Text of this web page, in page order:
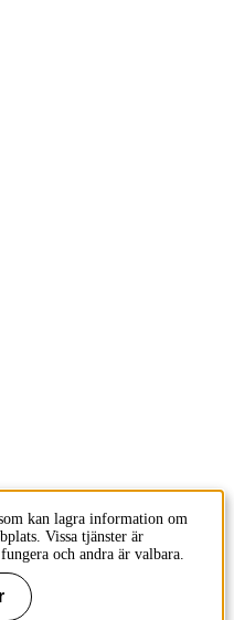
kan lagra information om
Vissa tjänster är
och andra är valbara.